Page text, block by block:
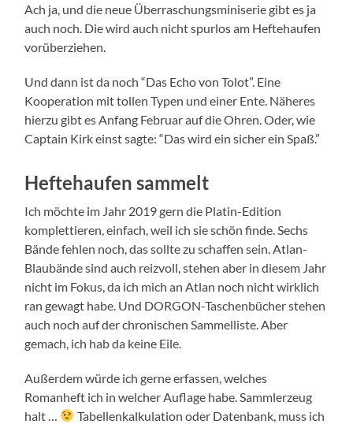
Ach ja, und die neue Überraschungsminiserie gibt es ja
auch noch. Die wird auch nicht spurlos am Heftehaufen
vorüberziehen.
Und dann ist da noch “Das Echo von Tolot”. Eine
Kooperation mit tollen Typen und einer Ente. Näheres
hierzu gibt es Anfang Februar auf die Ohren. Oder, wie
Captain Kirk einst sagte: “Das wird ein sicher ein Spaß.”
Heftehaufen sammelt
Ich möchte im Jahr 2019 gern die Platin-Edition
komplettieren, einfach, weil ich sie schön finde. Sechs
Bände fehlen noch, das sollte zu schaffen sein. Atlan-
Blaubände sind auch reizvoll, stehen aber in diesem Jahr
nicht im Fokus, da ich mich an Atlan noch nicht wirklich
ran gewagt habe. Und DORGON-Taschenbücher stehen
auch noch auf der chronischen Sammelliste. Aber
gemach, ich hab da keine Eile.
Außerdem würde ich gerne erfassen, welches
Romanheft ich in welcher Auflage habe. Sammlerzeug
halt …
Tabellenkalkulation oder Datenbank, muss ich